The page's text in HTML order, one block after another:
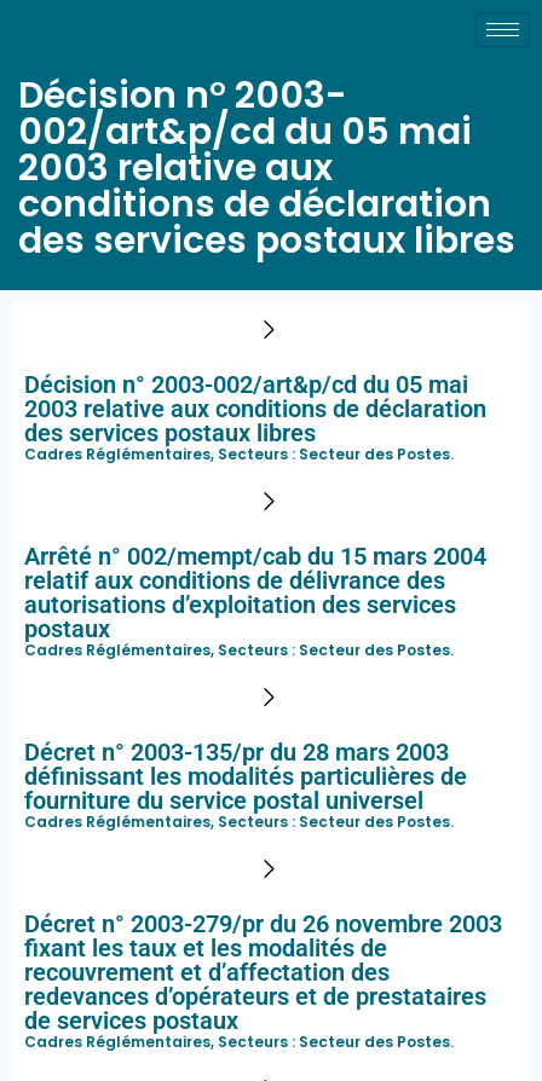
Décision n° 2003-
002/art&p/cd du 05 mai
2003 relative aux
conditions de déclaration
des services postaux libres
Décision n° 2003-002/art&p/cd du 05 mai
2003 relative aux conditions de déclaration
des services postaux libres
Cadres Réglémentaires, Secteurs : Secteur des Postes.
Arrêté n° 002/mempt/cab du 15 mars 2004
relatif aux conditions de délivrance des
autorisations d’exploitation des services
postaux
Cadres Réglémentaires, Secteurs : Secteur des Postes.
Décret n° 2003-135/pr du 28 mars 2003
définissant les modalités particulières de
fourniture du service postal universel
Cadres Réglémentaires, Secteurs : Secteur des Postes.
Décret n° 2003-279/pr du 26 novembre 2003
fixant les taux et les modalités de
recouvrement et d’affectation des
redevances d’opérateurs et de prestataires
de services postaux
Cadres Réglémentaires, Secteurs : Secteur des Postes.